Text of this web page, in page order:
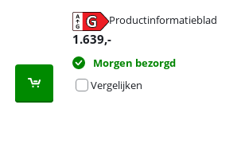
Productinformatieblad
1.639,-
Morgen bezorgd
Vergelijken